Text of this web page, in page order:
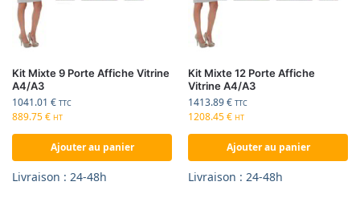
Kit Mixte 9 Porte Affiche Vitrine
A4/A3
1041.01 € TTC
889.75€ HT
Ajouter au panier
Livraison : 24-48h
Kit Mixte 12 Porte Affiche
Vitrine A4/A3
1413.89€ TTC
1208.45€ HT
Ajouter au panier
Livraison : 24-48h